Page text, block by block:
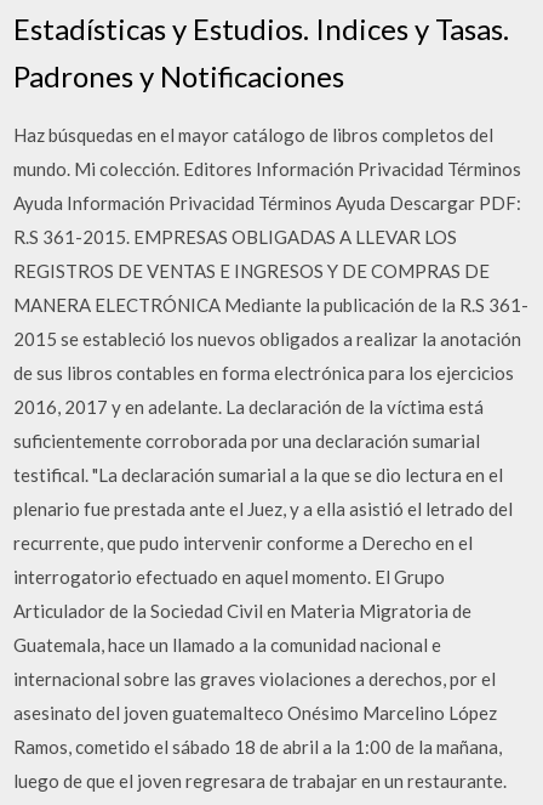
Estadísticas y Estudios. Indices y Tasas.
Padrones y Notificaciones
Haz búsquedas en el mayor catálogo de libros completos del
mundo. Mi colección. Editores Información Privacidad Términos
Ayuda Información Privacidad Términos Ayuda Descargar PDF:
R.S 361-2015. EMPRESAS OBLIGADAS A LLEVAR LOS
REGISTROS DE VENTAS E INGRESOS Y DE COMPRAS DE
MANERA ELECTRÓNICA Mediante la publicación de la R.S 361-
2015 se estableció los nuevos obligados a realizar la anotación
de sus libros contables en forma electrónica para los ejercicios
2016, 2017 y en adelante. La declaración de la víctima está
suficientemente corroborada por una declaración sumarial
testifical. "La declaración sumarial a la que se dio lectura en el
plenario fue prestada ante el Juez, y a ella asistió el letrado del
recurrente, que pudo intervenir conforme a Derecho en el
interrogatorio efectuado en aquel momento. El Grupo
Articulador de la Sociedad Civil en Materia Migratoria de
Guatemala, hace un llamado a la comunidad nacional e
internacional sobre las graves violaciones a derechos, por el
asesinato del joven guatemalteco Onésimo Marcelino López
Ramos, cometido el sábado 18 de abril a la 1:00 de la mañana,
luego de que el joven regresara de trabajar en un restaurante.